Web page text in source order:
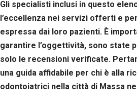
Gli specialisti inclusi in questo
l’eccellenza nei servizi offerti e
espressa dai loro pazienti. È
garantire l’oggettività, sono state
solo le recensioni verificate.
una guida affidabile per chi è alla
odontoiatrici nella città di Massa